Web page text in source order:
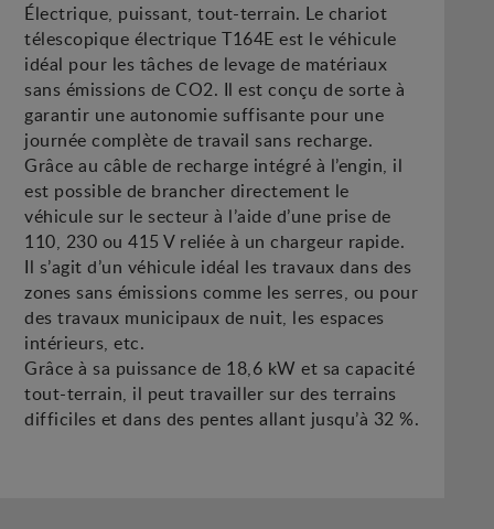
Électrique, puissant, tout-terrain. Le chariot
télescopique électrique T164E est le véhicule
idéal pour les tâches de levage de matériaux
sans émissions de CO2. Il est conçu de sorte à
garantir une autonomie suffisante pour une
journée complète de travail sans recharge.
Grâce au câble de recharge intégré à l’engin, il
est possible de brancher directement le
véhicule sur le secteur à l’aide d’une prise de
110, 230 ou 415 V reliée à un chargeur rapide.
Il s’agit d’un véhicule idéal les travaux dans des
zones sans émissions comme les serres, ou pour
des travaux municipaux de nuit, les espaces
intérieurs, etc.
Grâce à sa puissance de 18,6 kW et sa capacité
tout-terrain, il peut travailler sur des terrains
difficiles et dans des pentes allant jusqu’à 32 %.